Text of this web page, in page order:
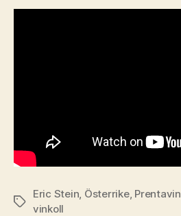
Etiketter
Eric Stein, Österrike, Prentavin
vinkoll